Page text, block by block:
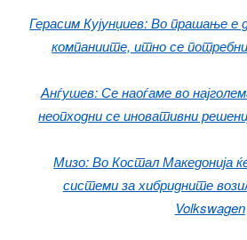
Герасим Кујунџиев: Во прашање е
компаниите, итно се
Анѓушев: Се наоѓаме во
неопходни се иновативни
Мизо: Во Костал Македонија
системи за хибридните
Volkswagen